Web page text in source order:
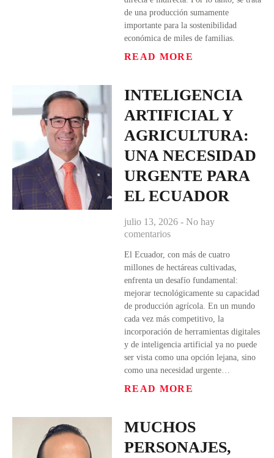
de una producción sumamente
importante para la sostenibilidad
económica de miles de familias.
READ MORE
INTELIGENCIA
ARTIFICIAL Y
AGRICULTURA:
UNA NECESIDAD
URGENTE PARA
EL ECUADOR
julio 13, 2026 No hay
comentarios
El Ecuador, con más de cuatro
millones de hectáreas cultivadas,
enfrenta un desafío fundamental:
mejorar tecnológicamente su capacidad
de producción agrícola. En un mundo
cada vez más competitivo, la
incorporación de herramientas digitales
y de inteligencia artificial ya no puede
ser vista como una opción lejana, sino
como una necesidad urgente…
READ MORE
MUCHOS
PERSONAJES,